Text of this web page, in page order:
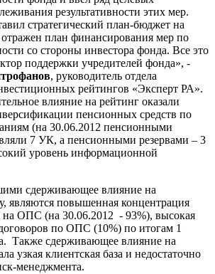
результативности этих мер.
стратегический план-бюджет на
отражен план финансирования мер по
со стороны инвестора фонда. Все это
поддержки учредителей фонда», -
, руководитель отдела
рейтингов «Эксперт РА».
влияние на рейтинг оказали
пенсионных средств по
(на 30.06.2012 пенсионными
7 УК, а пенсионными резервами – 3
уровень информационной
сдерживающее влияние на
являются повышенная концентрация
на ОПС (на 30.06.2012 - 93%), высокая
по ОПС (10%) по итогам 1
Также сдерживающее влияние на
узкая клиентская база и недостаточно
менеджмента.